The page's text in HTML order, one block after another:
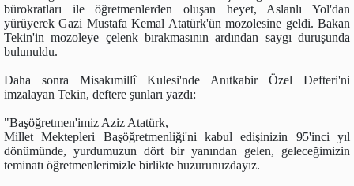
bürokratları ile öğretmenlerden oluşan heyet, Aslanlı Yol'dan
yürüyerek Gazi Mustafa Kemal Atatürk'ün mozolesine geldi. Bakan
Tekin'in mozoleye çelenk bırakmasının ardından saygı duruşunda
bulunuldu.
Daha sonra Misakımillî Kulesi'nde Anıtkabir Özel Defteri'ni
imzalayan Tekin, deftere şunları yazdı:
"Başöğretmen'imiz Aziz Atatürk,
Millet Mektepleri Başöğretmenliği'ni kabul edişinizin 95'inci yıl
dönümünde, yurdumuzun dört bir yanından gelen, geleceğimizin
teminatı öğretmenlerimizle birlikte huzurunuzdayız.